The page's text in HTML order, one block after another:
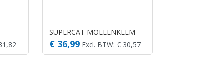
SUPERCAT MOLLENKLEM
€ 36,99 Excl. BTW: € 30,57